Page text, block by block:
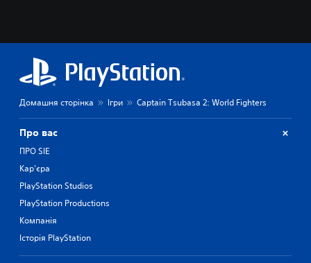
Домашня сторінка Ігри Captain Tsubasa 2: World Fighters
Про вас
ПРО SIE
Кар'єра
PlayStation Studios
PlayStation Productions
Компанія
Історія PlayStation